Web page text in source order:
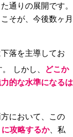
通りの展開です。
そが、今後数ヶ月
落を主導してお
しかし、 どこか
的な水準になるは
において、この
攻略するか、私